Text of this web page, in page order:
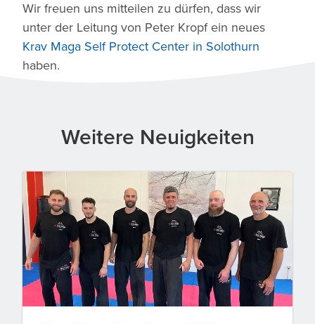
Wir freuen uns mitteilen zu dürfen, dass wir
unter der Leitung von Peter Kropf ein neues
Krav Maga Self Protect Center in Solothurn
haben.
Weitere Neuigkeiten